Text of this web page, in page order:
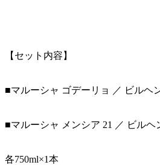
【セット内容】
■マルーシャ ゴデーリョ ／ ビルヘ
■マルーシャ メンシア 21 ／ ビルヘ
各750ml×1本